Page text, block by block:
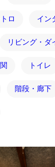
ロ イン
リビング・ダ
トイレ
階段・廊下